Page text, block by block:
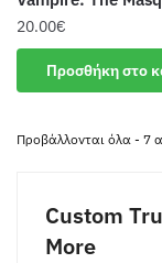
στη
σελίδα
προϊόντος
20.00€
Προσθήκη στο
Προβάλλονται όλα - 7
Custom
More